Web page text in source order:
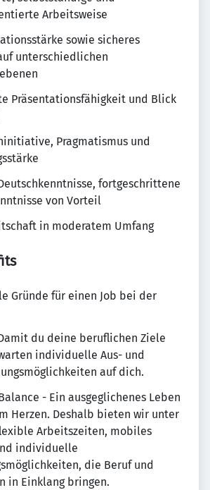
Arbeitsweise
sowie sicheres
unterschiedlichen
Präsentationsfähigkeit und Blick
Pragmatismus und
fortgeschrittene
von Vorteil
in moderatem Umfang
Gründe für einen Job bei der
du deine beruflichen Ziele
individuelle Aus- und
auf dich.
- Ein ausgeglichenes Leben
Herzen. Deshalb bieten wir unter
Arbeitszeiten, mobiles
individuelle
die Beruf und
in Einklang bringen.